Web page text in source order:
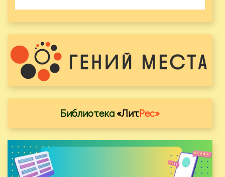
Библиотека«ЛитРес»